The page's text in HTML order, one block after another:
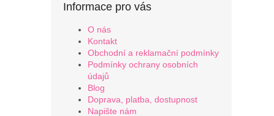
Informace pro vás
O nás
Kontakt
Obchodní a reklamační podmínky
Podmínky ochrany osobních
údajů
Blog
Doprava, platba, dostupnost
Napište nám